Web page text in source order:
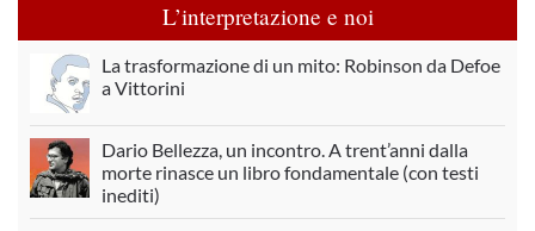
L’interpretazione e noi
La trasformazione di un mito: Robinson da Defoe
a Vittorini
Dario Bellezza, un incontro. A trent’anni dalla
morte rinasce un libro fondamentale (con testi
inediti)